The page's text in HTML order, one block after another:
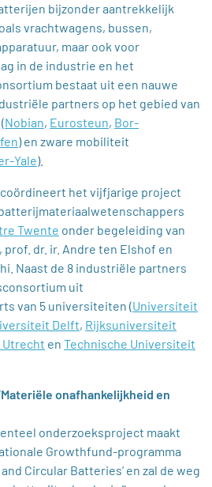
bijzonder aantrekkelijk
vrachtwagens, bussen,
maar ook voor
in de industrie en het
bestaat uit een nauwe
partners op het gebied van
Nobian, Eurosteun, Bor-
) en zware mobiliteit
Yale).
het vijfjarige project
Twente onder begeleiding van
prof. dr. ir. Andre ten Elshof en
Naast de 8 industriële partners
uit
van 5 universiteiten (Universiteit
Delft, Rijksuniversiteit
en Technische Universiteit
onafhankelijkheid en
onderzoeksproject maakt
Growthfund-programma
Circular Batteries’ en zal de weg